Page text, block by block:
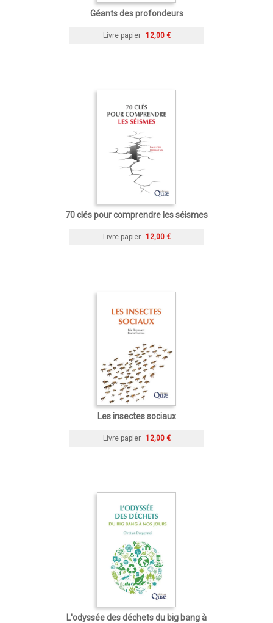
Géants des profondeurs
Livre papier 12,00 €
70 clés pour comprendre les séismes
Livre papier 12,00 €
Les insectes sociaux
Livre papier 12,00 €
L'odyssée des déchets du big bang à